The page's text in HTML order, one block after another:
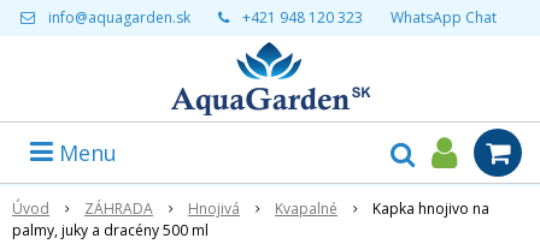
info@aquagarden.sk +421 948 120 323 WhatsApp Chat
Menu
Úvod ZÁHRADA Hnojivá Kvapalné
Kapka hnojivo na
palmy, juky a dracény 500 ml